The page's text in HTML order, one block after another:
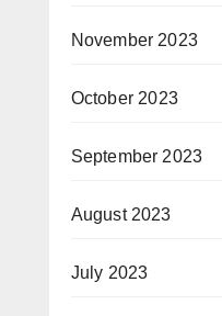
November 2023
October 2023
September 2023
August 2023
July 2023